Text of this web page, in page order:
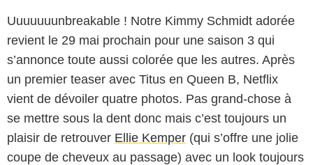
Uuuuuuunbreakable ! Notre Kimmy Schmidt adorée
revient le 29 mai prochain pour une saison 3 qui
s’annonce toute aussi colorée que les autres. Après
un premier teaser avec Titus en Queen B, Netflix
vient de dévoiler quatre photos. Pas grand-chose à
se mettre sous la dent donc mais c’est toujours un
plaisir de retrouver Ellie Kemper (qui s’offre une jolie
coupe de cheveux au passage) avec un look toujours